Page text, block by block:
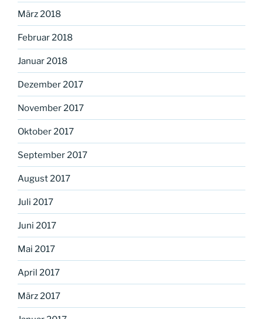
März 2018
Februar 2018
Januar 2018
Dezember 2017
November 2017
Oktober 2017
September 2017
August 2017
Juli 2017
Juni 2017
Mai 2017
April 2017
März 2017